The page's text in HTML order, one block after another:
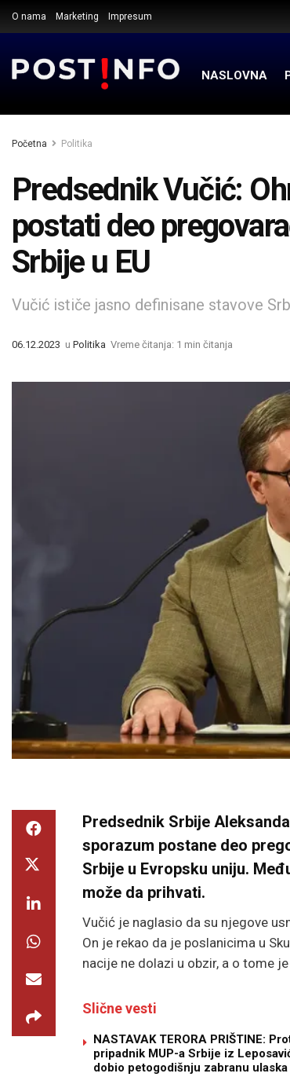
O nama Marketing Impresum
NASLOVNA
Početna Politika
Predsednik Vučić:
postati deo
Srbije u EU
Vučić ističe jasno definisane stavove
06.12.2023 u Politika Vreme čitanja: 1 min čitanja
Predsednik Srbije
sporazum postane deo
Srbije u Evropsku uniju.
može da prihvati.
Vučić je naglasio da su njegove
On je rekao da je poslanicima u
nacije ne dolazi u obzir, a o tome
Slične vesti
NASTAVAK TERORA PRIŠTINE:
pripadnik MUP-a Srbije iz
dobio petogodišnju zabranu ulaska